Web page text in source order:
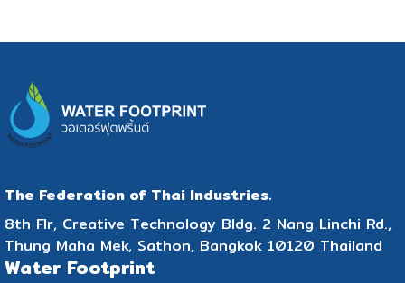
The Federation of Thai Industries.
8th Flr, Creative Technology Bldg. 2 Nang Linchi Rd.,
Thung Maha Mek, Sathon, Bangkok 10120 Thailand
Water Footprint